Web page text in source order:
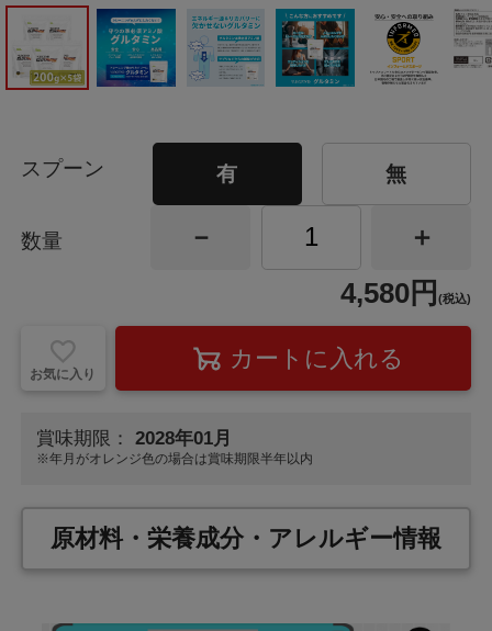
スプーン 有 無
数量
4,580円 (税込)
お気に入り
賞味期限： 2028年01月
※年月がオレンジ色の場合は賞味期限半年以内
原材料・栄養成分・アレルギー情報